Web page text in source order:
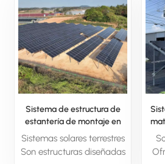
Sistema de estructura de
estantería de montaje en
tierra con panel solar
fotovoltaico de aluminio
Sistemas solares terrestres
Son estructuras diseñadas